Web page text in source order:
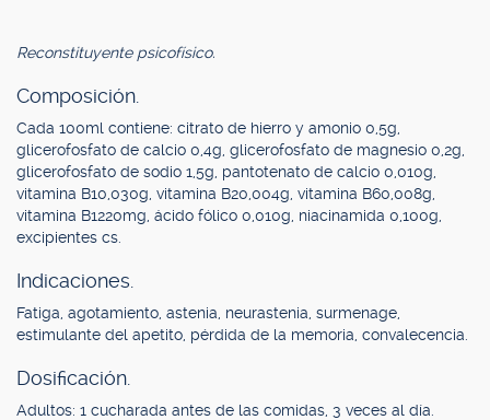
Reconstituyente psicofísico.
Composición.
Cada 100ml contiene: citrato de hierro y amonio 0,5g,
glicerofosfato de calcio 0,4g, glicerofosfato de magnesio 0,2g,
glicerofosfato de sodio 1,5g, pantotenato de calcio 0,010g,
vitamina B10,030g, vitamina B20,004g, vitamina B60,008g,
vitamina B1220mg, ácido fólico 0,010g, niacinamida 0,100g,
excipientes cs.
Indicaciones.
Fatiga, agotamiento, astenia, neurastenia, surmenage,
estimulante del apetito, pérdida de la memoria, convalecencia.
Dosificación.
Adultos: 1 cucharada antes de las comidas, 3 veces al día.